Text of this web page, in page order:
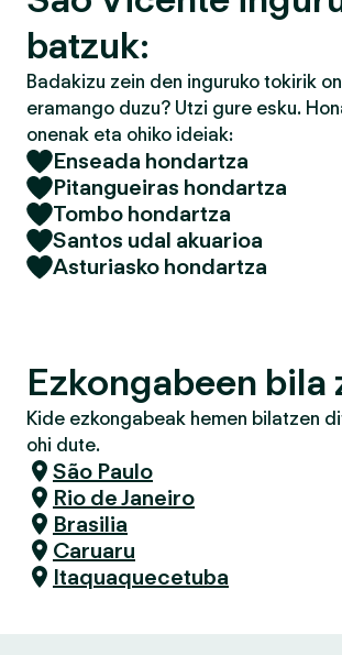
batzuk:
Badakizu zein den inguruko tokirik
eramango duzu? Utzi gure esku.
onenak eta ohiko ideiak:
Enseada hondartza
Pitangueiras hondartza
Tombo hondartza
Santos udal akuarioa
Asturiasko hondartza
Ezkongabeen bila
Kide ezkongabeak hemen bilatzen
ohi dute.
São Paulo
Rio de Janeiro
Brasilia
Caruaru
Itaquaquecetuba